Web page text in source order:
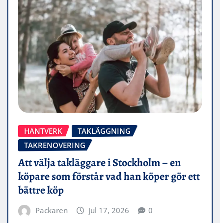
HANTVERK
TAKLÄGGNING
TAKRENOVERING
Att välja takläggare i Stockholm – en
köpare som förstår vad han köper gör ett
bättre köp
Packaren jul 17, 2026 0